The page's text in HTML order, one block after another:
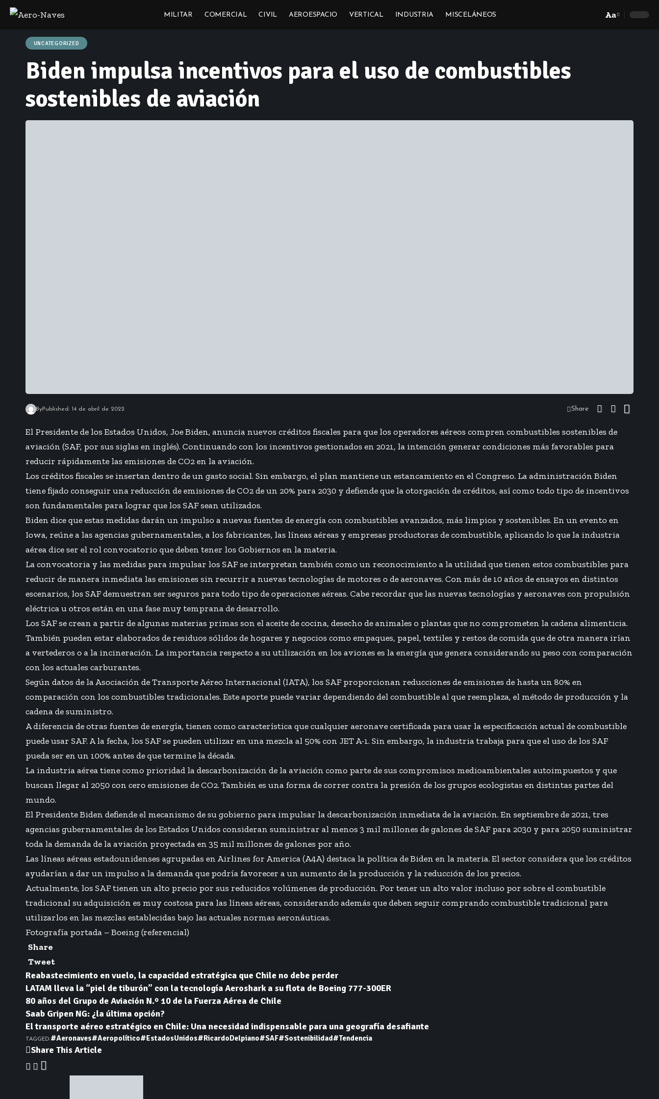
MILITAR COMERCIAL CIVIL AEROESPACIO VERTICAL INDUSTRIA MISCELÁNEOS
Font
Aa
UNCATEGORIZED
Biden impulsa incentivos para el uso de combustibles
sostenibles de aviación
ByPublished: 14 de abril de 2022 Share
El Presidente de los Estados Unidos, Joe Biden, anuncia nuevos créditos fiscales para que los operadores aéreos compren combustibles sostenibles de
aviación (SAF, por sus siglas en inglés). Continuando con los incentivos gestionados en 2021, la intención generar condiciones más favorables para
reducir rápidamente las emisiones de CO2 en la aviación.
Los créditos fiscales se insertan dentro de un gasto social. Sin embargo, el plan mantiene un estancamiento en el Congreso. La administración Biden
tiene fijado conseguir una reducción de emisiones de CO2 de un 20% para 2030 y defiende que la otorgación de créditos, así como todo tipo de incentivos
son fundamentales para lograr que los SAF sean utilizados.
Biden dice que estas medidas darán un impulso a nuevas fuentes de energía con combustibles avanzados, más limpios y sostenibles. En un evento en
Iowa, reúne a las agencias gubernamentales, a los fabricantes, las líneas aéreas y empresas productoras de combustible, aplicando lo que la industria
aérea dice ser el rol convocatorio que deben tener los Gobiernos en la materia.
La convocatoria y las medidas para impulsar los SAF se interpretan también como un reconocimiento a la utilidad que tienen estos combustibles para
reducir de manera inmediata las emisiones sin recurrir a nuevas tecnologías de motores o de aeronaves. Con más de 10 años de ensayos en distintos
escenarios, los SAF demuestran ser seguros para todo tipo de operaciones aéreas. Cabe recordar que las nuevas tecnologías y aeronaves con propulsión
eléctrica u otros están en una fase muy temprana de desarrollo.
Los SAF se crean a partir de algunas materias primas son el aceite de cocina, desecho de animales o plantas que no comprometen la cadena alimenticia.
También pueden estar elaborados de residuos sólidos de hogares y negocios como empaques, papel, textiles y restos de comida que de otra manera irían
a vertederos o a la incineración. La importancia respecto a su utilización en los aviones es la energía que genera considerando su peso con comparación
con los actuales carburantes.
Según datos de la Asociación de Transporte Aéreo Internacional (IATA), los SAF proporcionan reducciones de emisiones de hasta un 80% en
comparación con los combustibles tradicionales. Este aporte puede variar dependiendo del combustible al que reemplaza, el método de producción y la
cadena de suministro.
A diferencia de otras fuentes de energía, tienen como característica que cualquier aeronave certificada para usar la especificación actual de combustible
puede usar SAF. A la fecha, los SAF se pueden utilizar en una mezcla al 50% con JET A-1. Sin embargo, la industria trabaja para que el uso de los SAF
pueda ser en un 100% antes de que termine la década.
La industria aérea tiene como prioridad la descarbonización de la aviación como parte de sus compromisos medioambientales autoimpuestos y que
buscan llegar al 2050 con cero emisiones de CO2. También es una forma de correr contra la presión de los grupos ecologistas en distintas partes del
mundo.
El Presidente Biden defiende el mecanismo de su gobierno para impulsar la descarbonización inmediata de la aviación. En septiembre de 2021, tres
agencias gubernamentales de los Estados Unidos consideran suministrar al menos 3 mil millones de galones de SAF para 2030 y para 2050 suministrar
toda la demanda de la aviación proyectada en 35 mil millones de galones por año.
Las líneas aéreas estadounidenses agrupadas en Airlines for America (A4A) destaca la política de Biden en la materia. El sector considera que los créditos
ayudarían a dar un impulso a la demanda que podría favorecer a un aumento de la producción y la reducción de los precios.
Actualmente, los SAF tienen un alto precio por sus reducidos volúmenes de producción. Por tener un alto valor incluso por sobre el combustible
tradicional su adquisición es muy costosa para las líneas aéreas, considerando además que deben seguir comprando combustible tradicional para
utilizarlos en las mezclas establecidas bajo las actuales normas aeronáuticas.
Fotografía portada – Boeing (referencial)
Share
Tweet
Reabastecimiento en vuelo, la capacidad estratégica que Chile no debe perder
LATAM lleva la “piel de tiburón” con la tecnología Aeroshark a su flota de Boeing 777-300ER
80 años del Grupo de Aviación N.º 10 de la Fuerza Aérea de Chile
Saab Gripen NG: ¿la última opción?
El transporte aéreo estratégico en Chile: Una necesidad indispensable para una geografía desafiante
TAGGED:#Aeronaves#Aeropolítico#EstadosUnidos#RicardoDelpiano#SAF#Sostenibilidad#Tendencia
Share This Article